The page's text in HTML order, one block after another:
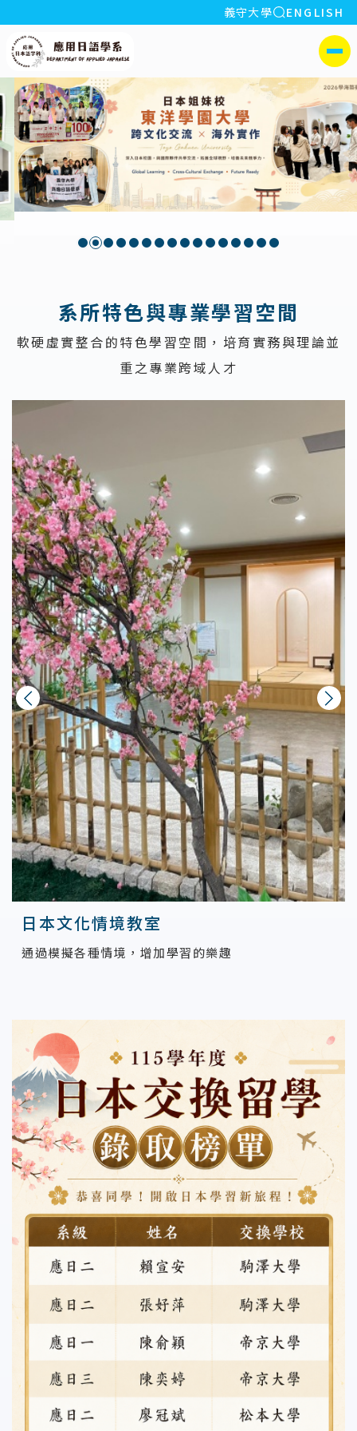
:::
義守大學 全站搜索
ENGLISH
側選單
系所特色與專業學習空間
軟硬虛實整合的特色學習空間，培育實務與理論並
重之專業跨域人才
上一則
日本文化情境教室
通過模擬各種情境，增加學習的樂趣
下一則